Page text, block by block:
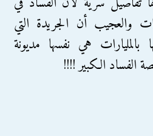
والعجيب أن الجريدة التي
بالمليارات هي نفسها مديونة
الفساد الكبير !!!!